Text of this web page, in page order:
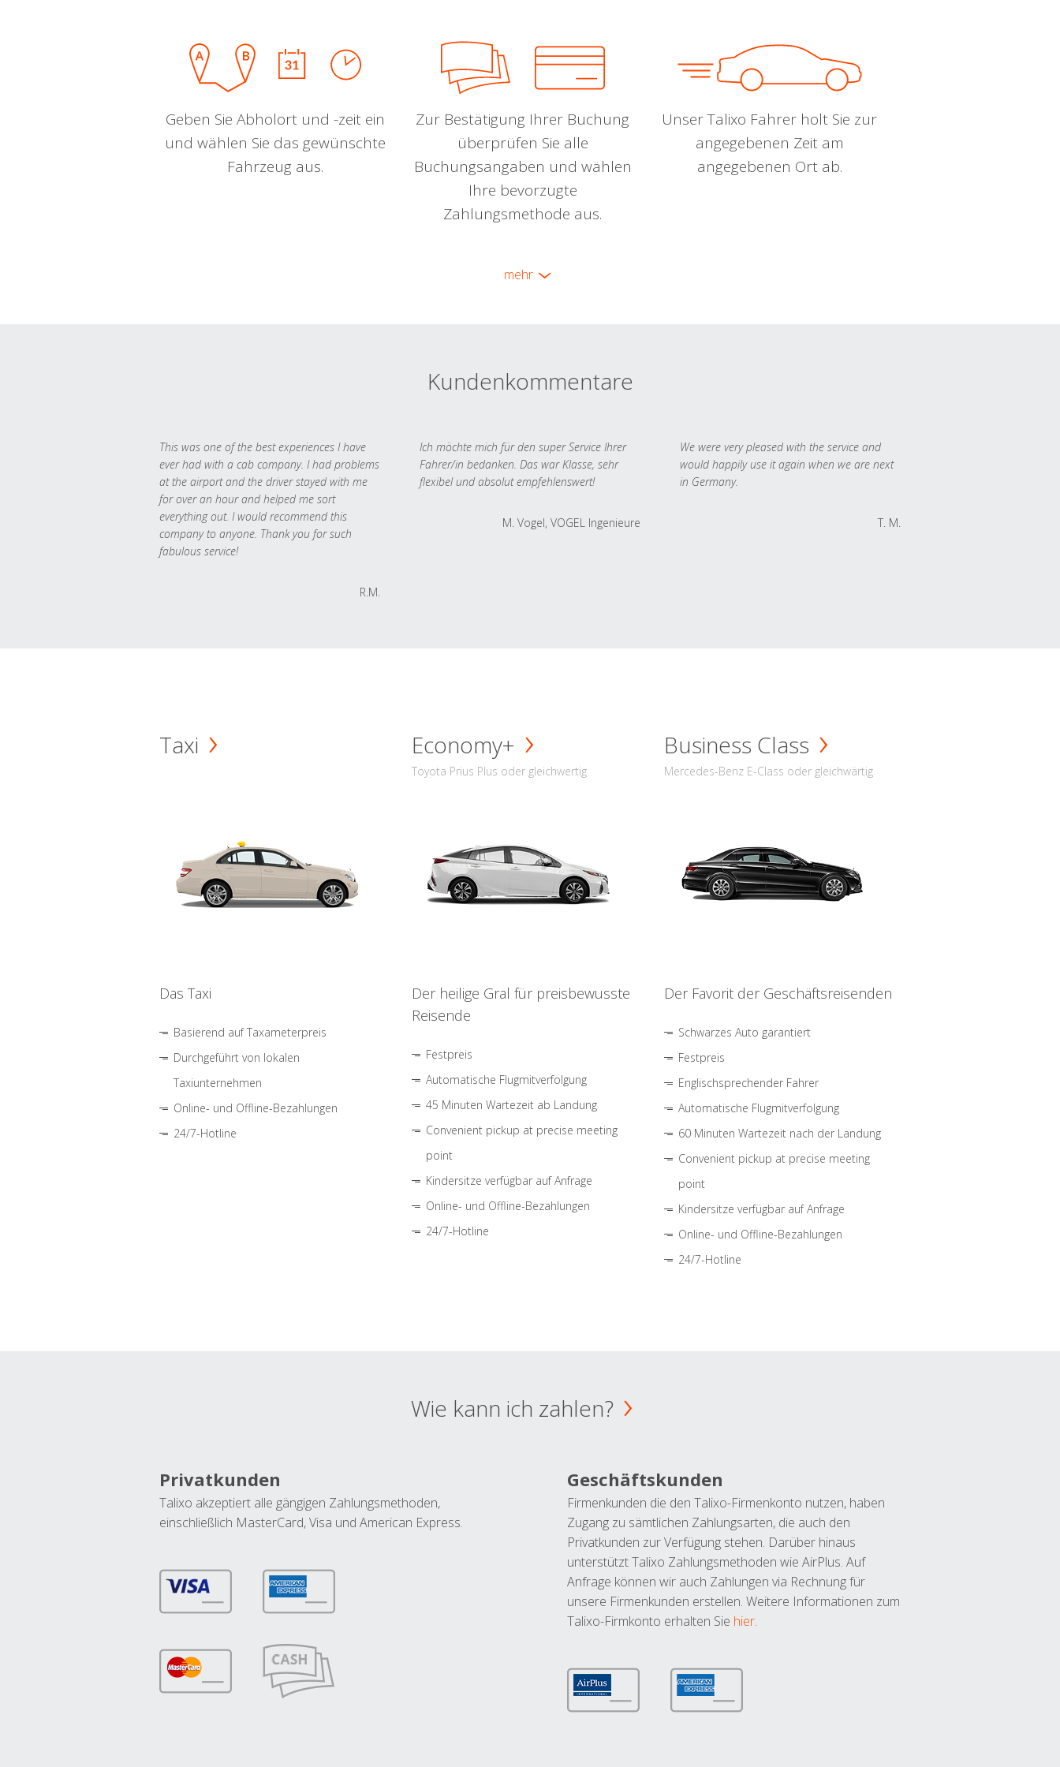
Geben Sie Abholort und -zeit ein
und wählen Sie das gewünschte
Fahrzeug aus.
Zur Bestätigung Ihrer Buchung
überprüfen Sie alle
Buchungsangaben und wählen
Ihre bevorzugte
Zahlungsmethode aus.
Unser Talixo Fahrer holt Sie zur
angegebenen Zeit am
angegebenen Ort ab.
mehr
Kundenkommentare
This was one of the best experiences I have
ever had with a cab company. I had problems
at the airport and the driver stayed with me
for over an hour and helped me sort
everything out. I would recommend this
company to anyone. Thank you for such
fabulous service!
R.M.
Ich möchte mich für den super Service Ihrer
Fahrer/in bedanken. Das war Klasse, sehr
flexibel und absolut empfehlenswert!
M. Vogel, VOGEL Ingenieure
We were very pleased with the service and
would happily use it again when we are next
in Germany.
T. M.
Taxi
Das Taxi
Basierend auf Taxameterpreis
Durchgeführt von lokalen
Taxiunternehmen
Online- und Offline-Bezahlungen
24/7-Hotline
Economy+
Toyota Prius Plus oder gleichwertig
Der heilige Gral für preisbewusste
Reisende
Festpreis
Automatische Flugmitverfolgung
45 Minuten Wartezeit ab Landung
Convenient pickup at precise meeting
point
Kindersitze verfügbar auf Anfrage
Online- und Offline-Bezahlungen
24/7-Hotline
Business Class
Mercedes-Benz E-Class oder gleichwärtig
Der Favorit der Geschäftsreisenden
Schwarzes Auto garantiert
Festpreis
Englischsprechender Fahrer
Automatische Flugmitverfolgung
60 Minuten Wartezeit nach der Landung
Convenient pickup at precise meeting
point
Kindersitze verfügbar auf Anfrage
Online- und Offline-Bezahlungen
24/7-Hotline
Wie kann ich zahlen?
Privatkunden
Talixo akzeptiert alle gängigen Zahlungsmethoden,
einschließlich MasterCard, Visa und American Express.
Geschäftskunden
Firmenkunden die den Talixo-Firmenkonto nutzen, haben
Zugang zu sämtlichen Zahlungsarten, die auch den
Privatkunden zur Verfügung stehen. Darüber hinaus
unterstützt Talixo Zahlungsmethoden wie AirPlus. Auf
Anfrage können wir auch Zahlungen via Rechnung für
unsere Firmenkunden erstellen. Weitere Informationen zum
Talixo-Firmkonto erhalten Sie hier.